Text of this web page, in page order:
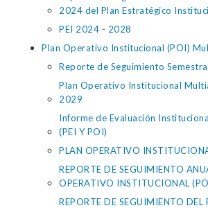
2024 del Plan Estratégico
PEI 2024 - 2028
Plan Operativo Institucional (POI)
Reporte de Seguimiento
Plan Operativo Institucional
2029
Informe de Evaluación
(PEI Y POI)
PLAN OPERATIVO
REPORTE DE SEGUIMIENTO
OPERATIVO INSTITUCIONAL
REPORTE DE SEGUIMIENTO DEL